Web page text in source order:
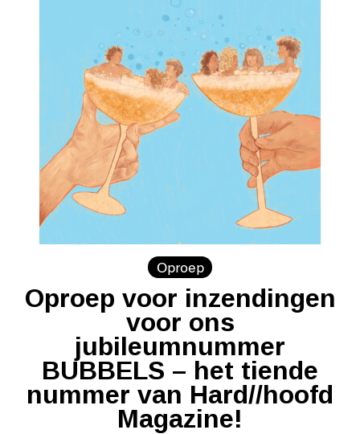
Oproep
Oproep voor inzendingen
voor ons
jubileumnummer
BUBBELS – het tiende
nummer van Hard//hoofd
Magazine!